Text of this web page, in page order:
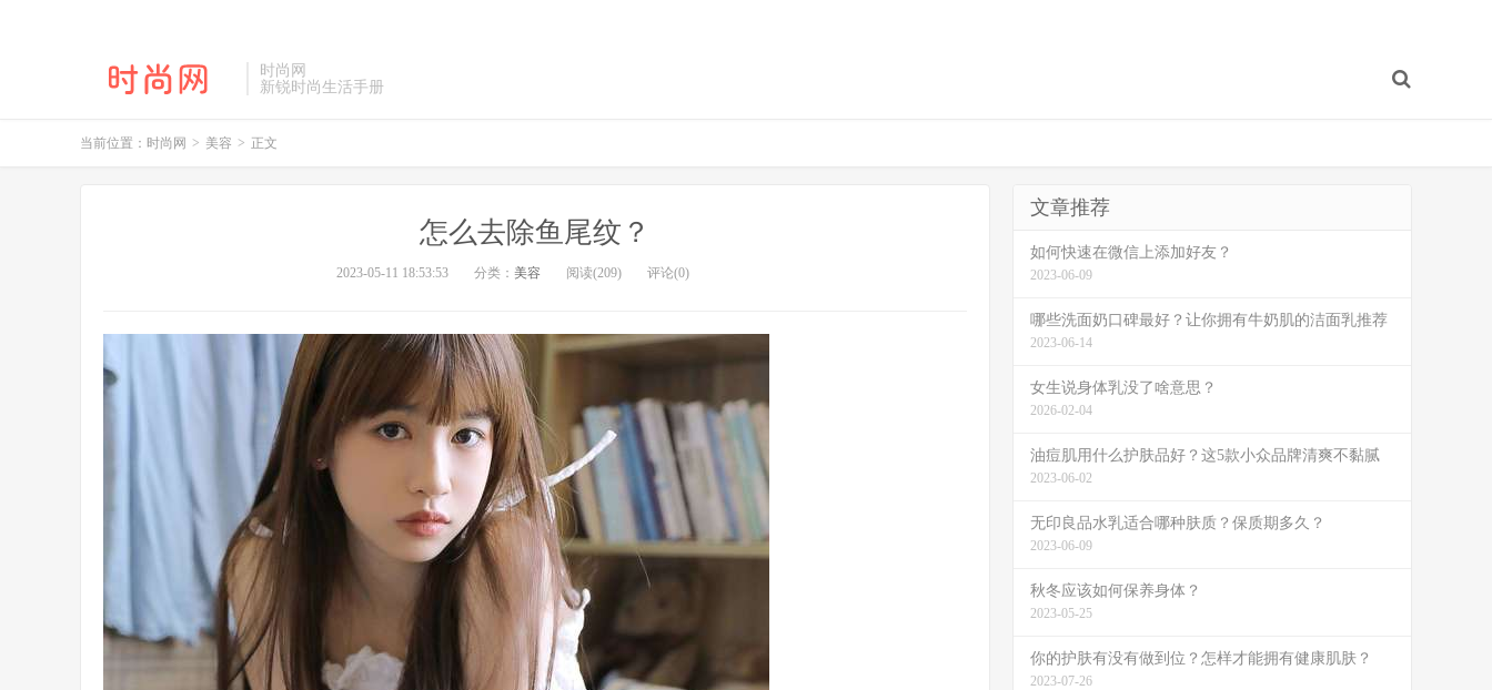
时尚网
新锐时尚生活手册
当前位置： 时尚网 > 美容 > 正文
怎么去除鱼尾纹？
2023-05-11 18:53:53 分类： 美容 阅读(209) 评论(0)
文章推荐
如何快速在微信上添加好友？
2023-06-09
哪些洗面奶口碑最好？让你拥有牛奶肌的洁面乳推荐
2023-06-14
女生说身体乳没了啥意思？
2026-02-04
油痘肌用什么护肤品好？这5款小众品牌清爽不黏腻
2023-06-02
无印良品水乳适合哪种肤质？保质期多久？
2023-06-09
秋冬应该如何保养身体？
2023-05-25
你的护肤有没有做到位？怎样才能拥有健康肌肤？
2023-07-26